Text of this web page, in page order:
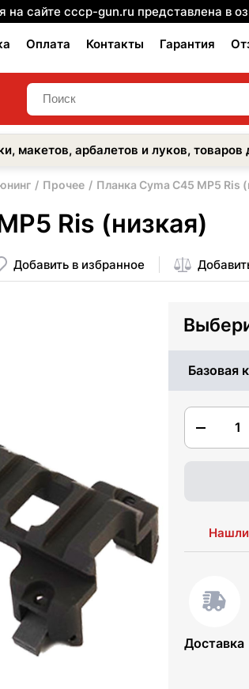
на сайте cccp-gun.ru представлена в
Оплата Контакты Гарантия
макетов, арбалетов и луков,
Прочее Планка Cyma С45 МР5 Ris
Ris (низкая)
Добавить в избранное
Базовая
1
Доставка